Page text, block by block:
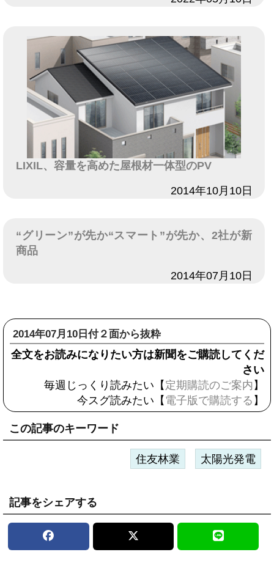
LIXIL、容量を高めた屋根材一体型のPV
2014年10月10日
“グリーン”が先か“スマート”が先か、2社が新
商品
2014年07月10日
2014年07月10日付２面から抜粋
全文をお読みになりたい方は新聞をご購読してくだ
さい
毎週じっくり読みたい【 定期購読のご案内 】
今スグ読みたい【 電子版で購読する 】
この記事のキーワード
住友林業 太陽光発電
記事をシェアする